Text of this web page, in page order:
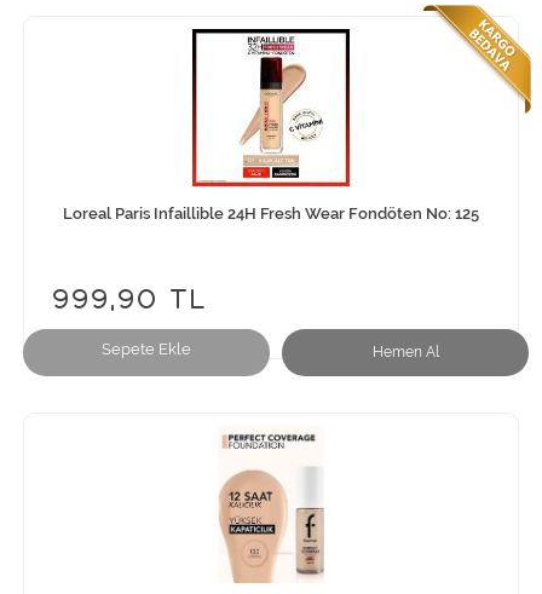
Sepete Ekle Hemen Al
Loreal Paris Infaillible 24H Fresh Wear Fondöten No: 125
999,90 TL